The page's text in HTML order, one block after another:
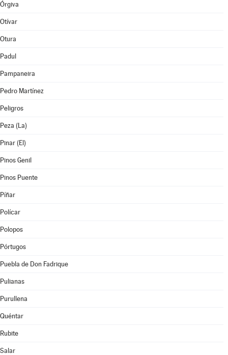
Órgiva
Otívar
Otura
Padul
Pampaneira
Pedro Martínez
Peligros
Peza (La)
Pinar (El)
Pinos Genil
Pinos Puente
Píñar
Polícar
Polopos
Pórtugos
Puebla de Don Fadrique
Pulianas
Purullena
Quéntar
Rubite
Salar